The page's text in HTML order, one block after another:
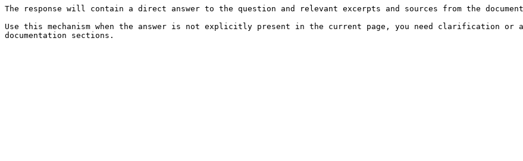
The response will contain a direct answer to the question and relevant excerpts and sources from the
Use this mechanism when the answer is not explicitly present in the current page, you need clarification